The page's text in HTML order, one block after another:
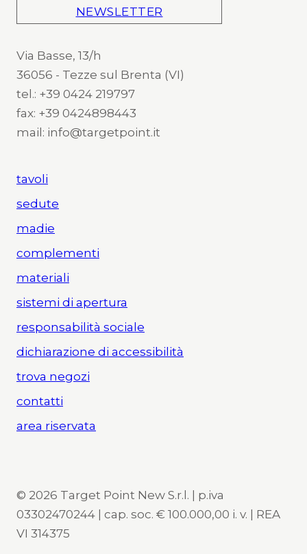
NEWSLETTER
Via Basse, 13/h
36056 - Tezze sul Brenta (VI)
tel.: +39 0424 219797
fax: +39 0424898443
mail: info@targetpoint.it
tavoli
sedute
madie
complementi
materiali
sistemi di apertura
responsabilità sociale
dichiarazione di accessibilità
trova negozi
contatti
area riservata
© 2026 Target Point New S.r.l. | p.iva
03302470244 | cap. soc. € 100.000,00 i. v. | REA
VI 314375